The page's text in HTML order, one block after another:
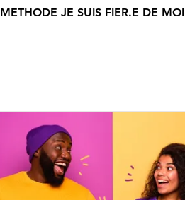
METHODE JE SUIS FIER.E DE MOI